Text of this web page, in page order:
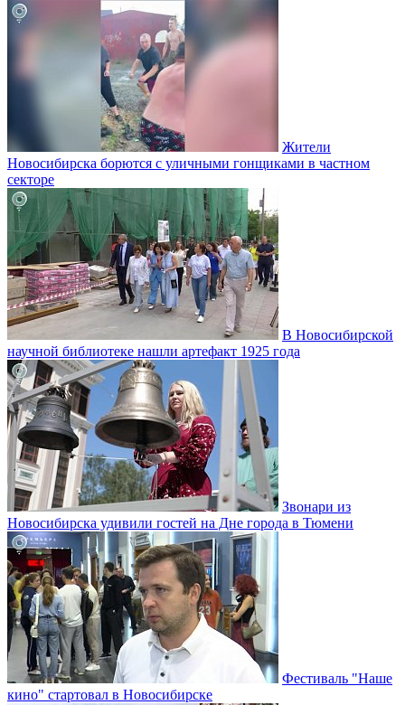
Жители
Новосибирска борются с уличными гонщиками в частном
секторе
В Новосибирской
научной библиотеке нашли артефакт 1925 года
Звонари из
Новосибирска удивили гостей на Дне города в Тюмени
Фестиваль "Наше
кино" стартовал в Новосибирске